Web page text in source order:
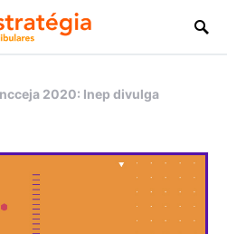
2020: Inep divulga